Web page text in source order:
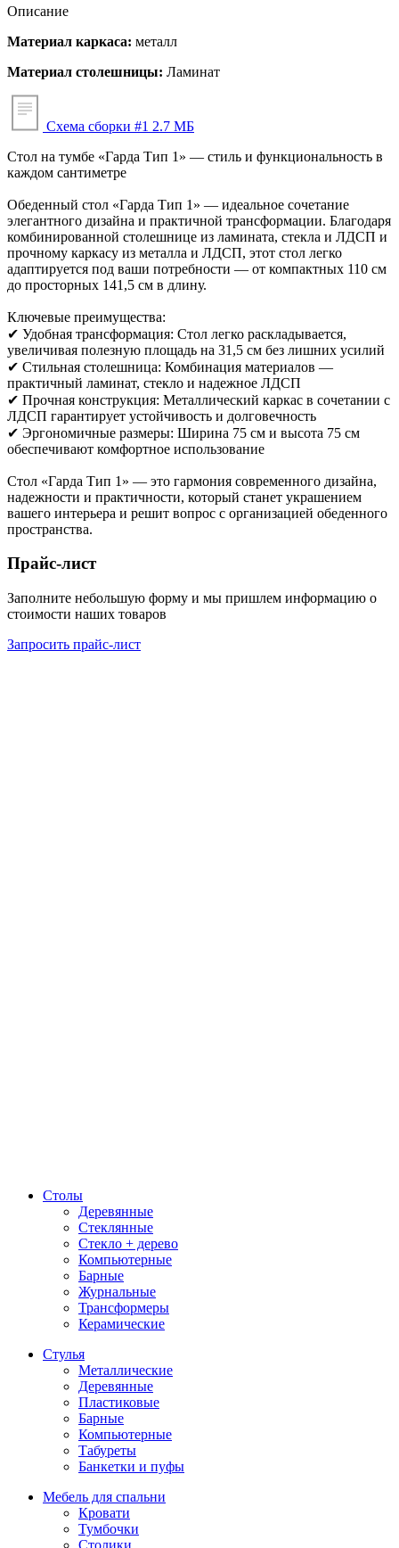
Описание
Материал каркаса: металл
Материал столешницы: Ламинат
Схема сборки #1 2.7 МБ
Стол на тумбе «Гарда Тип 1» — стиль и функциональность в
каждом сантиметре
Обеденный стол «Гарда Тип 1» — идеальное сочетание
элегантного дизайна и практичной трансформации. Благодаря
комбинированной столешнице из ламината, стекла и ЛДСП и
прочному каркасу из металла и ЛДСП, этот стол легко
адаптируется под ваши потребности — от компактных 110 см
до просторных 141,5 см в длину.
Ключевые преимущества:
✔ Удобная трансформация: Стол легко раскладывается,
увеличивая полезную площадь на 31,5 см без лишних усилий
✔ Стильная столешница: Комбинация материалов —
практичный ламинат, стекло и надежное ЛДСП
✔ Прочная конструкция: Металлический каркас в сочетании с
ЛДСП гарантирует устойчивость и долговечность
✔ Эргономичные размеры: Ширина 75 см и высота 75 см
обеспечивают комфортное использование
Стол «Гарда Тип 1» — это гармония современного дизайна,
надежности и практичности, который станет украшением
вашего интерьера и решит вопрос с организацией обеденного
пространства.
Прайс-лист
Заполните небольшую форму и мы пришлем информацию о
стоимости наших товаров
Запросить прайс-лист
Столы
Деревянные
Стеклянные
Стекло + дерево
Компьютерные
Барные
Журнальные
Трансформеры
Керамические
Стулья
Металлические
Деревянные
Пластиковые
Барные
Компьютерные
Табуреты
Банкетки и пуфы
Мебель для спальни
Кровати
Тумбочки
Столики